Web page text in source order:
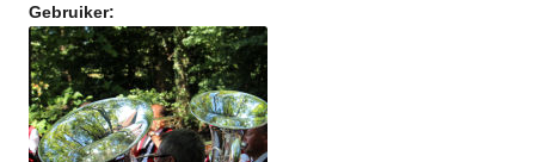
Gebruiker: